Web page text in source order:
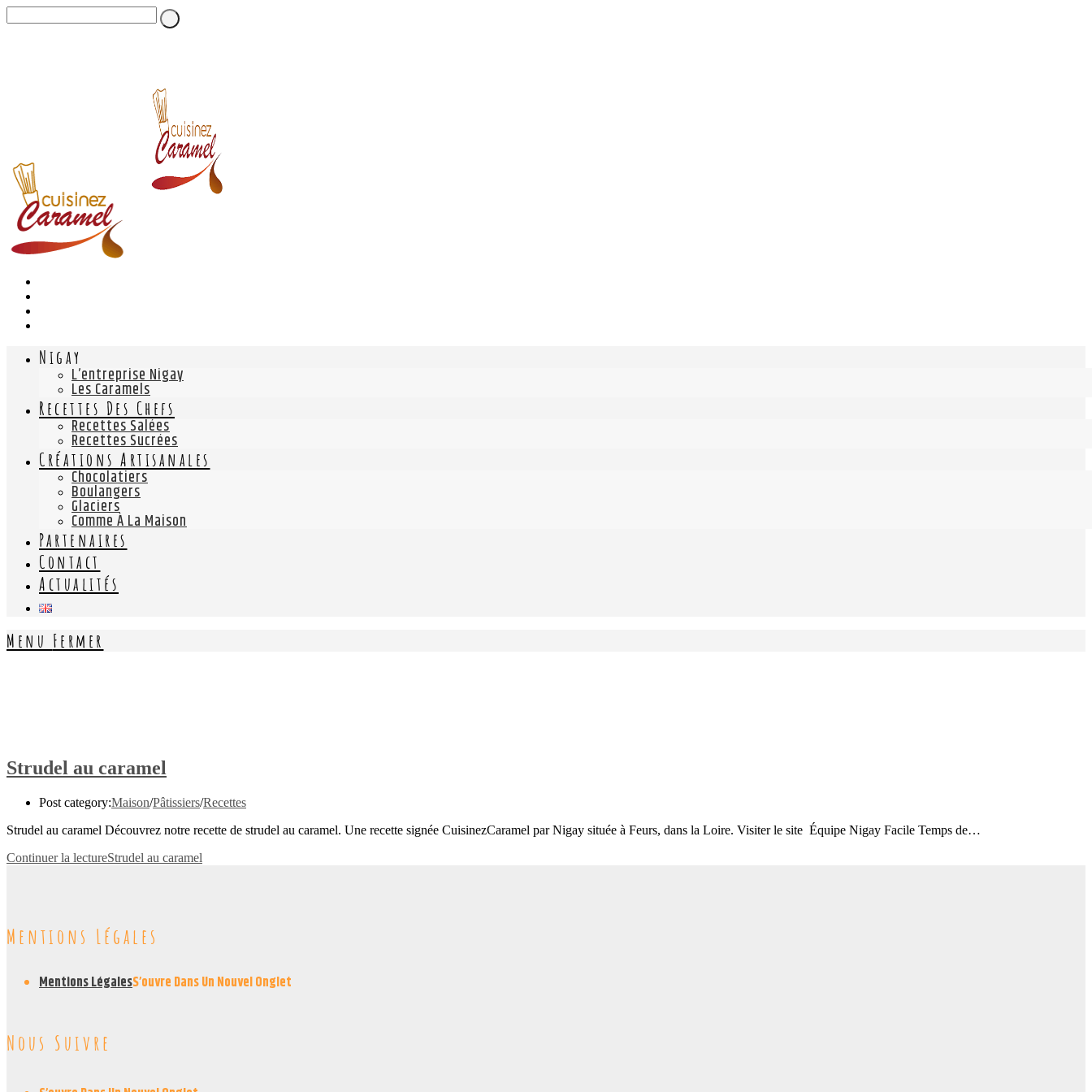
Nigay
L’entreprise Nigay
Les Caramels
Recettes Des Chefs
Recettes Salées
Recettes Sucrées
Créations Artisanales
Chocolatiers
Boulangers
Glaciers
Comme À La Maison
Partenaires
Contact
Actualités
Menu Fermer
Strudel au caramel
Post category:Maison/Pâtissiers/Recettes
Strudel au caramel Découvrez notre recette de strudel au caramel. Une recette signée CuisinezCaramel par Nigay située à Feurs, dans la Loire. Visiter le site Équipe Nigay Facile Temps de…
Continuer la lectureStrudel au caramel
Mentions Légales
Mentions LégalesS’ouvre Dans Un Nouvel Onglet
Nous Suivre